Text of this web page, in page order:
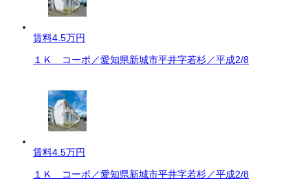
賃料4.5万円
１Ｋ コーポ／愛知県新城市平井字若杉／平成2/8
賃料4.5万円
１Ｋ コーポ／愛知県新城市平井字若杉／平成2/8